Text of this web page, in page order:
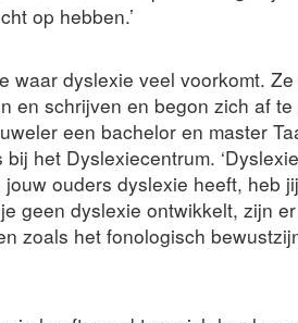
op hebben.’
waar dyslexie veel voorkomt.
en schrijven en begon zich af
een bachelor en master
het Dyslexiecentrum.
ouders dyslexie heeft, heb
geen dyslexie ontwikkelt, zijn
zoals het fonologisch